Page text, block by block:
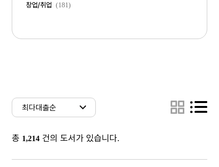
창업/취업 (181)
총 1,214 건의 도서가 있습니다.